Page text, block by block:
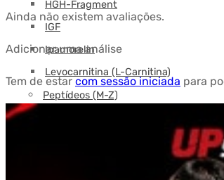
HGH-Fragment
IGF
Ipamorelin
Levocarnitina (L-Carnitina)
Peptídeos (M-Z)
Ainda não existem avaliações.
Adicionar uma análise
Tem de estarcom sessão iniciada para